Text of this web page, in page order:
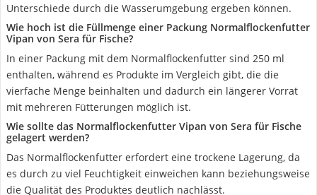
Unterschiede durch die Wasserumgebung ergeben können.
Wie hoch ist die Füllmenge einer Packung Normalflockenfutter
Vipan von Sera für Fische?
In einer Packung mit dem Normalflockenfutter sind 250 ml
enthalten, während es Produkte im Vergleich gibt, die die
vierfache Menge beinhalten und dadurch ein längerer Vorrat
mit mehreren Fütterungen möglich ist.
Wie sollte das Normalflockenfutter Vipan von Sera für Fische
gelagert werden?
Das Normalflockenfutter erfordert eine trockene Lagerung, da
es durch zu viel Feuchtigkeit einweichen kann beziehungsweise
die Qualität des Produktes deutlich nachlässt.